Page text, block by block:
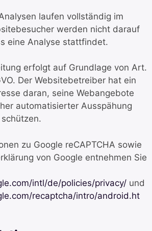
laufen vollständig im
werden nicht darauf
eine Analyse stattfindet.
erfolgt auf Grundlage von Art.
Der Websitebetreiber hat ein
daran, seine Webangebote
automatisierter Ausspähung
zu Google reCAPTCHA sowie
von Google entnehmen Sie
intl/de/policies/privacy/ und
recaptcha/intro/android.ht